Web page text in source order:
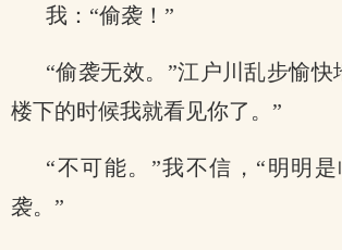
我：“偷袭！”
“偷袭无效。”江户川乱步愉快
楼下的时候我就看见你了。”
“不可能。”我不信，“明明
袭。”